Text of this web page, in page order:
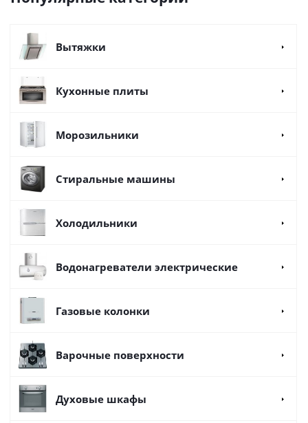
Вытяжки
Кухонные плиты
Морозильники
Стиральные машины
Холодильники
Водонагреватели электрические
Газовые колонки
Варочные поверхности
Духовые шкафы